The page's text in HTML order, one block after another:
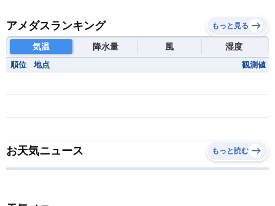
アメダスランキング もっと見る
気温 降水量 風 湿度
順位 地点 観測値
お天気ニュース もっと読む